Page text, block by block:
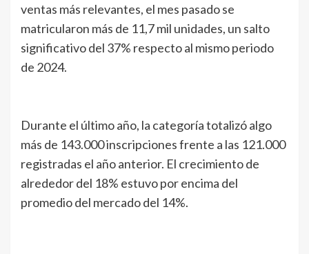
ventas más relevantes, el mes pasado se
matricularon más de 11,7 mil unidades, un salto
significativo del 37% respecto al mismo periodo
de 2024.
Durante el último año, la categoría totalizó algo
más de 143.000 inscripciones frente a las 121.000
registradas el año anterior. El crecimiento de
alrededor del 18% estuvo por encima del
promedio del mercado del 14%.